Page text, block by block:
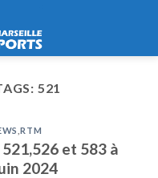
521
,RTM
et 583 à
2024